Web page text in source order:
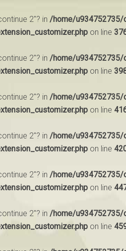
2"? in /home/u934752735/
on line
2"? in /home/u934752735/
on line
2"? in /home/u934752735/
on line
2"? in /home/u934752735/
on line
2"? in /home/u934752735/
on line
2"? in /home/u934752735/
on line